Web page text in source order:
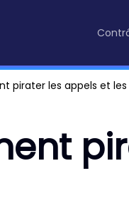
pirater les appels et